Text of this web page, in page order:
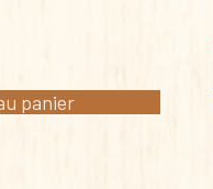
panier